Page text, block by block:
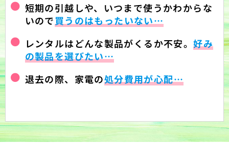
短期の引越しや、いつまで使うかわからな
いので買うのはもったいない…
レンタルはどんな製品がくるか不安。好み
の製品を選びたい…
退去の際、家電の処分費用が心配…